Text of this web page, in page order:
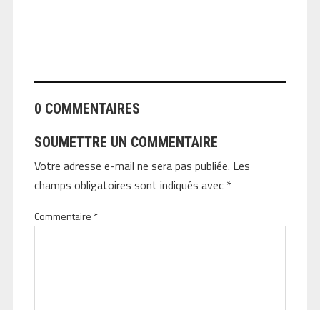
0 COMMENTAIRES
SOUMETTRE UN COMMENTAIRE
Votre adresse e-mail ne sera pas publiée. Les
champs obligatoires sont indiqués avec *
Commentaire *